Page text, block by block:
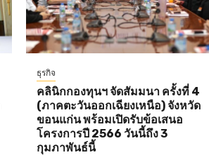
ธุรกิจ
คลินิกกองทุนฯ จัดสัมมนา ครั้งที่ 4
(ภาคตะวันออกเฉียงเหนือ) จังหวัด
ขอนแก่น พร้อมเปิดรับข้อเสนอ
โครงการปี 2566 วันนี้ถึง 3
กุมภาพันธ์นี้